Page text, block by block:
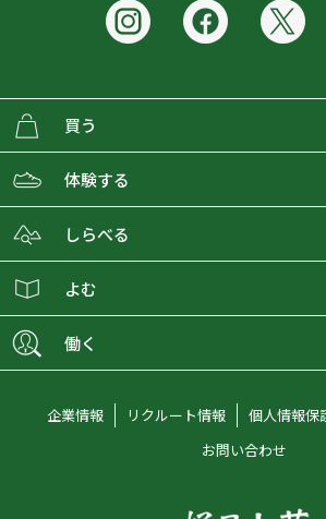
買う
ECMALLの商品をさがす
取り扱いブランド一覧
ショップブログ
会員募集
体験する
おとな女子登山部
グラビティリサーチ
しらべる
登山レポート
オンラインコンシェルジュ
よむ
働く
企業情報 リクルート情報 個人情報保
お問い合わせ